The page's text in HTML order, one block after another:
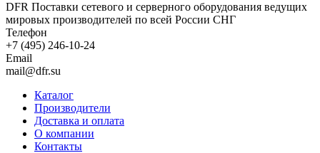
DFR Поставки сетевого и серверного оборудования ведущих
мировых производителей по всей России СНГ
Телефон
+7 (495) 246-10-24
Email
mail@dfr.su
Каталог
Производители
Доставка и оплата
О компании
Контакты